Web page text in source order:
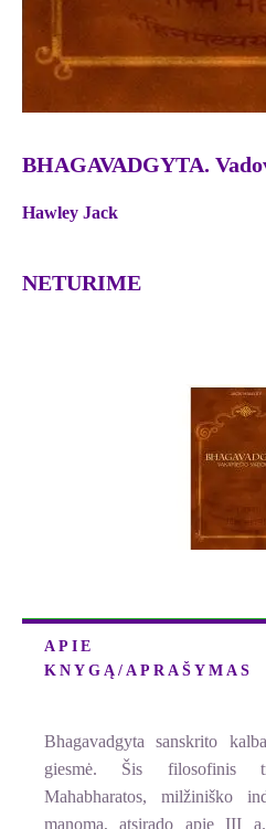
BHAGAVADGYTA.
Hawley Jack
NETURIME
APIE
KNYGĄ/APRAŠYMAS
Bhagavadgyta sanskrito
giesmė. Šis filosofinis
Mahabharatos, milžiniško
manoma, atsirado apie III